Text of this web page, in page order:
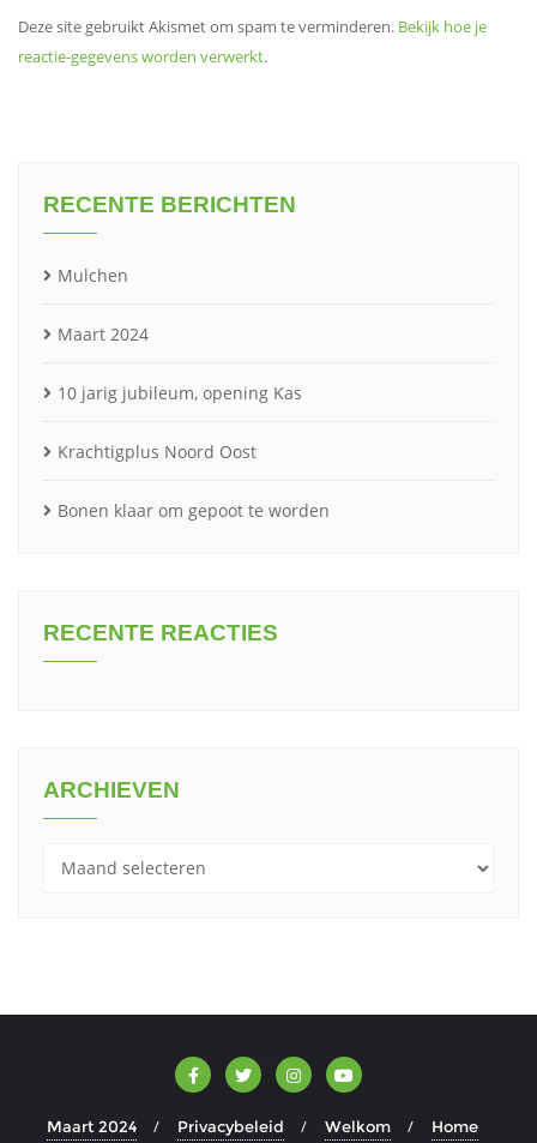
Deze site gebruikt Akismet om spam te verminderen. Bekijk hoe je
reactie-gegevens worden verwerkt.
RECENTE BERICHTEN
Mulchen
Maart 2024
10 jarig jubileum, opening Kas
Krachtigplus Noord Oost
Bonen klaar om gepoot te worden
RECENTE REACTIES
ARCHIEVEN
Archieven
Maart 2024 Privacybeleid Welkom Home